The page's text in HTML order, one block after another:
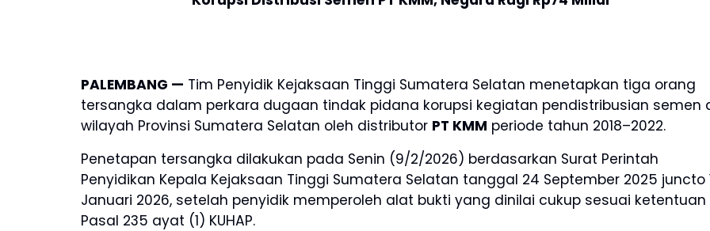
PALEMBANG — Tim Penyidik Kejaksaan Tinggi Sumatera Selatan menetapkan tiga orang
tersangka dalam perkara dugaan tindak pidana korupsi kegiatan pendistribusian semen
wilayah Provinsi Sumatera Selatan oleh distributor PT KMM periode tahun 2018–2022.
Penetapan tersangka dilakukan pada Senin (9/2/2026) berdasarkan Surat Perintah
Penyidikan Kepala Kejaksaan Tinggi Sumatera Selatan tanggal 24 September 2025 juncto
Januari 2026, setelah penyidik memperoleh alat bukti yang dinilai cukup sesuai ketentuan
Pasal 235 ayat (1) KUHAP.